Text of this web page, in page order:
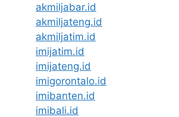
akmiljabar.id
akmiljateng.id
akmiljatim.id
imijatim.id
imijateng.id
imigorontalo.id
imibanten.id
imibali.id